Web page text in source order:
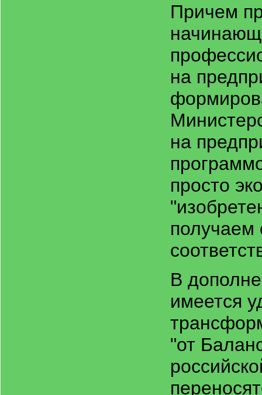
Причем
на
на
просто
получаем
В
имеется
"от